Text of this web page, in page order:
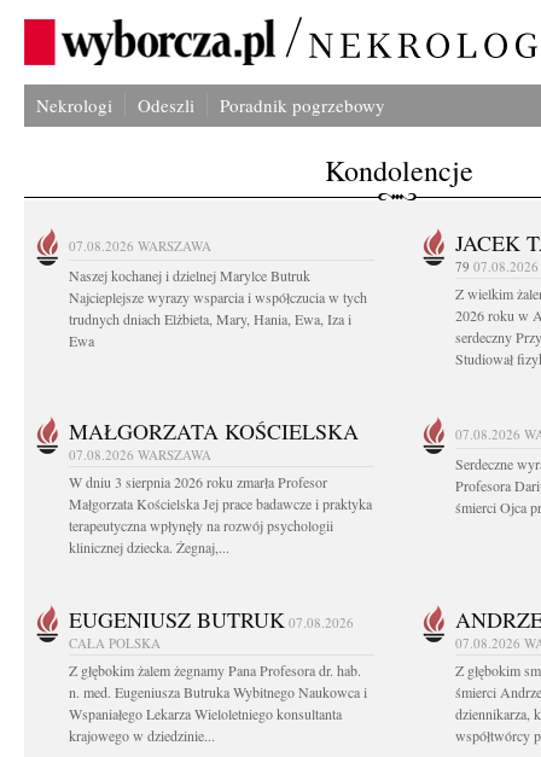
Nekrologi Odeszli Poradnik pogrzebowy
Kondolencje
07.08.2026 WARSZAWA
Naszej kochanej i dzielnej Marylce Butruk
Najcieplejsze wyrazy wsparcia i współczucia w tych
trudnych dniach Elżbieta, Mary, Hania, Ewa, Iza i
Ewa
JACEK
79 07.08.2026
Z wielkim
2026 roku w
serdeczny
Studiował
MAŁGORZATA KOŚCIELSKA
07.08.2026 WARSZAWA
W dniu 3 sierpnia 2026 roku zmarła Profesor
Małgorzata Kościelska Jej prace badawcze i praktyka
terapeutyczna wpłynęły na rozwój psychologii
klinicznej dziecka. Żegnaj,...
07.08.2026
Serdeczne
Profesora
śmierci Ojca
EUGENIUSZ BUTRUK 07.08.2026
CAŁA POLSKA
Z głębokim żalem żegnamy Pana Profesora dr. hab.
n. med. Eugeniusza Butruka Wybitnego Naukowca i
Wspaniałego Lekarza Wieloletniego konsultanta
krajowego w dziedzinie...
07.08.2026
Z głębokim
śmierci
dziennikarza,
współtwórcy